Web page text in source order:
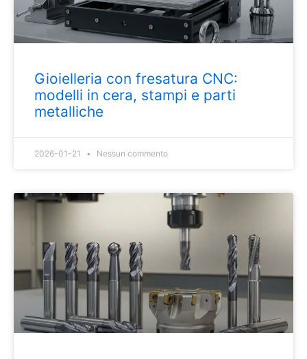
Gioielleria con fresatura CNC:
modelli in cera, stampi e parti
metalliche
2026-01-21 Nessun commento